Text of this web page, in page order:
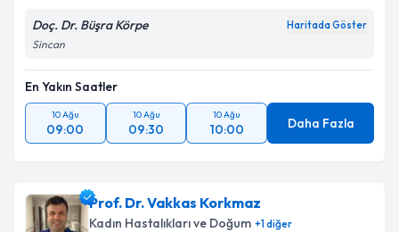
Doç. Dr. Büşra Körpe Haritada Göster
Sincan
En Yakın Saatler
10 Ağu
09:00
10 Ağu
09:30
10 Ağu
10:00 Daha Fazla
Prof. Dr. Vakkas Korkmaz
Kadın Hastalıkları ve Doğum +1diğer